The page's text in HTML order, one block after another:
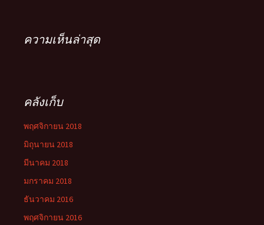
ความเห็นล่าสุด
คลังเก็บ
พฤศจิกายน 2018
มิถุนายน 2018
มีนาคม 2018
มกราคม 2018
ธันวาคม 2016
พฤศจิกายน 2016